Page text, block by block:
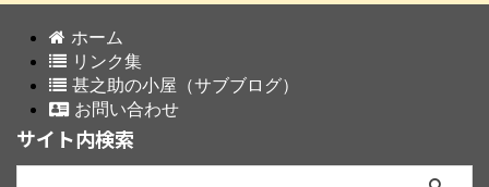
ホーム
リンク集
甚之助の小屋（サブブログ）
お問い合わせ
サイト内検索